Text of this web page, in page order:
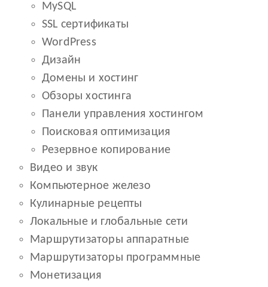
MySQL
SSL сертификаты
WordPress
Дизайн
Домены и хостинг
Обзоры хостинга
Панели управления хостингом
Поисковая оптимизация
Резервное копирование
Видео и звук
Компьютерное железо
Кулинарные рецепты
Локальные и глобальные сети
Маршрутизаторы аппаратные
Маршрутизаторы программные
Монетизация